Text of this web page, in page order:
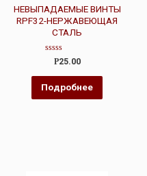
НЕВЫПАДАЕМЫЕ ВИНТЫ
RPF32-НЕРЖАВЕЮЩАЯ
СТАЛЬ
Оценка
из
5
Р25.00
Подробнее